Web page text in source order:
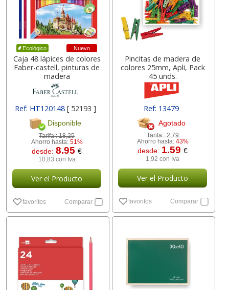
Ecológico Nuevo
Caja 48 lápices de colores
Faber-castell, pinturas de
madera
Ref: HT120148 [ 52193 ]
Disponible
Tarifa :18,25
Ahorro hasta: 51%
desde:8.95€
10,83 con Iva
Ver el Producto
favoritos Comparar
Pincitas de madera de
colores 25mm, Apli, Pack
45 unds.
Ref: 13479
Agotado
Tarifa :2,79
Ahorro hasta: 43%
desde: 1.59€
1,92 con Iva
Ver el Producto
favoritos Comparar